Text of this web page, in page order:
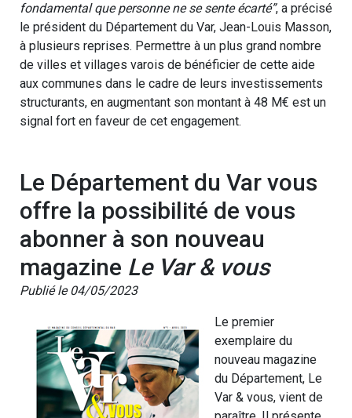
fondamental que personne ne se sente écarté”, a précisé
le président du Département du Var, Jean-Louis Masson,
à plusieurs reprises. Permettre à un plus grand nombre
de villes et villages varois de bénéficier de cette aide
aux communes dans le cadre de leurs investissements
structurants, en augmentant son montant à 48 M€ est un
signal fort en faveur de cet engagement.
Le Département du Var vous
offre la possibilité de vous
abonner à son nouveau
magazine Le Var & vous
Publié le 04/05/2023
Le premier
exemplaire du
nouveau magazine
du Département, Le
Var & vous, vient de